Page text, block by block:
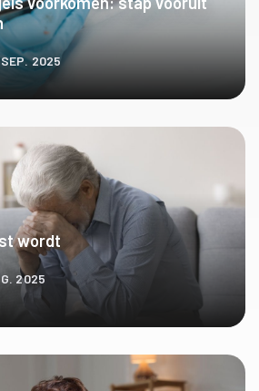
2025
ONTDEK MEER
wordt
2025
ONTDEK MEER